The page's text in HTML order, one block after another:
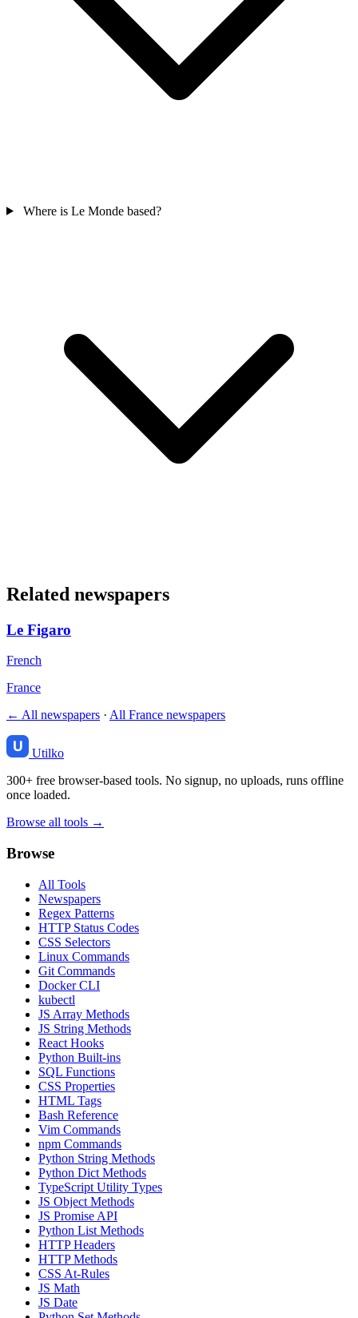
Where is Le Monde based?
Related newspapers
Le Figaro
French
France
← All newspapers · All France newspapers
Utilko
300+ free browser-based tools. No signup, no uploads, runs offline
once loaded.
Browse all tools →
Browse
All Tools
Newspapers
Regex Patterns
HTTP Status Codes
CSS Selectors
Linux Commands
Git Commands
Docker CLI
kubectl
JS Array Methods
JS String Methods
React Hooks
Python Built-ins
SQL Functions
CSS Properties
HTML Tags
Bash Reference
Vim Commands
npm Commands
Python String Methods
Python Dict Methods
TypeScript Utility Types
JS Object Methods
JS Promise API
Python List Methods
HTTP Headers
HTTP Methods
CSS At-Rules
JS Math
JS Date